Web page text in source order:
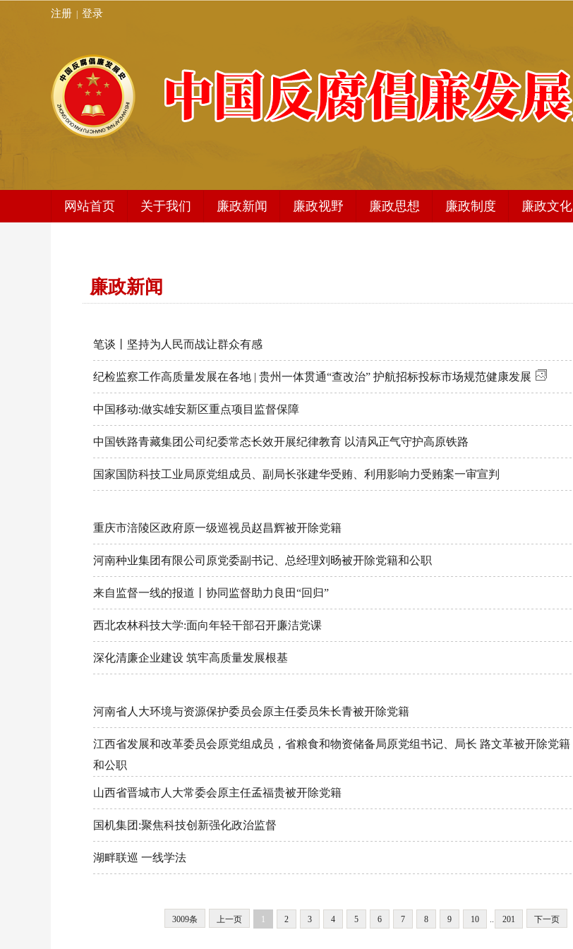
注册 登录
网站首页 关于我们
编委会架构
读者服务部
征稿启事
法治文化共建
联系我们
廉政新闻 廉政视野 廉政思想 廉政制度 廉政文化
廉政新闻
笔谈丨坚持为人民而战让群众有感
纪检监察工作高质量发展在各地 | 贵州一体贯通“查改治” 护航招标投标市场规范健康发展
中国移动:做实雄安新区重点项目监督保障
中国铁路青藏集团公司纪委常态长效开展纪律教育 以清风正气守护高原铁路
国家国防科技工业局原党组成员、副局长张建华受贿、利用影响力受贿案一审宣判
重庆市涪陵区政府原一级巡视员赵昌辉被开除党籍
河南种业集团有限公司原党委副书记、总经理刘旸被开除党籍和公职
来自监督一线的报道丨协同监督助力良田“回归”
西北农林科技大学:面向年轻干部召开廉洁党课
深化清廉企业建设 筑牢高质量发展根基
河南省人大环境与资源保护委员会原主任委员朱长青被开除党籍
江西省发展和改革委员会原党组成员，省粮食和物资储备局原党组书记、局长 路文革被开除党籍
和公职
山西省晋城市人大常委会原主任孟福贵被开除党籍
国机集团:聚焦科技创新强化政治监督
湖畔联巡 一线学法
3009条 上一页 1 2 3 4 5 6 7 8 9 10 .. 201 下一页